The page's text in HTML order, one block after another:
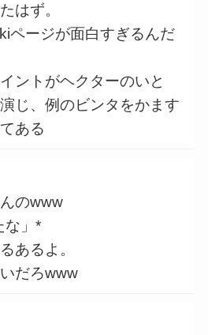
はず。
ページが面白すぎるんだ
ントがヘクターのいと
じ、例のビンタをかます
ある
のwww
な」*
あるよ。
だろwww